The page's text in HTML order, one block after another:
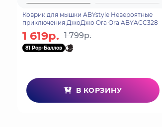
Коврик для мышки ABYstyle Невероятные
приключения ДжоДжо Ora Ora ABYACC328
1 619р. 1 799р.
81 Pop-Баллов
В КОРЗИНУ